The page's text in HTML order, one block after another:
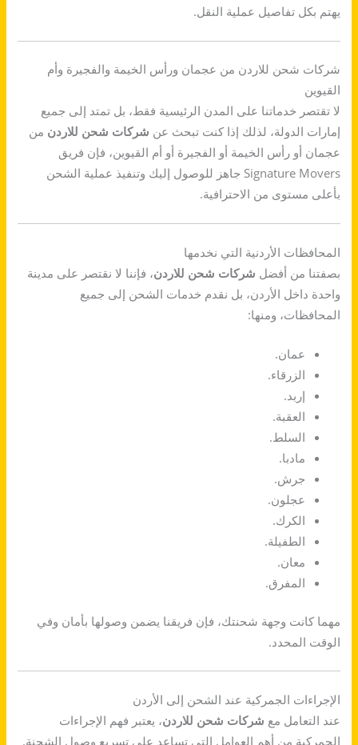
يهتم بكل تفاصيل عملية النقل.
شركات شحن للاردن من عجمان ورأس الخيمة والفجيرة وأم
القيوين
لا تقتصر خدماتنا على المدن الرئيسية فقط، بل تمتد إلى جميع
إمارات الدولة، لذلك إذا كنت تبحث عن شركات شحن للاردن من
عجمان أو رأس الخيمة أو الفجيرة أو أم القيوين، فإن فريق
Signature Movers جاهز للوصول إليك وتنفيذ عملية الشحن
بأعلى مستوى من الاحترافية.
المحافظات الأردنية التي نخدمها
بصفتنا من أفضل شركات شحن للاردن، فإننا لا نقتصر على مدينة
واحدة داخل الأردن، بل نقدم خدمات الشحن إلى جميع
المحافظات، ومنها:
عمان.
الزرقاء.
إربد.
العقبة.
السلط.
مادبا.
جرش.
عجلون.
الكرك.
الطفيلة.
معان.
المفرق.
مهما كانت وجهة شحنتك، فإن فريقنا يضمن وصولها بأمان وفي
الوقت المحدد.
الإجراءات الجمركية عند الشحن إلى الأردن
عند التعامل مع شركات شحن للاردن، يعتبر فهم الإجراءات
الجمركية من أهم العوامل التي تساعد على تسريع وصول الشحنة.